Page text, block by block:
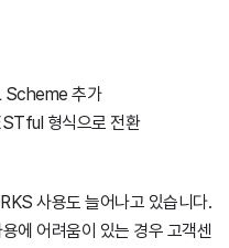
Scheme 추가
형식으로 전환
사용도 늘어나고 있습니다.
에 어려움이 있는 경우 고객센